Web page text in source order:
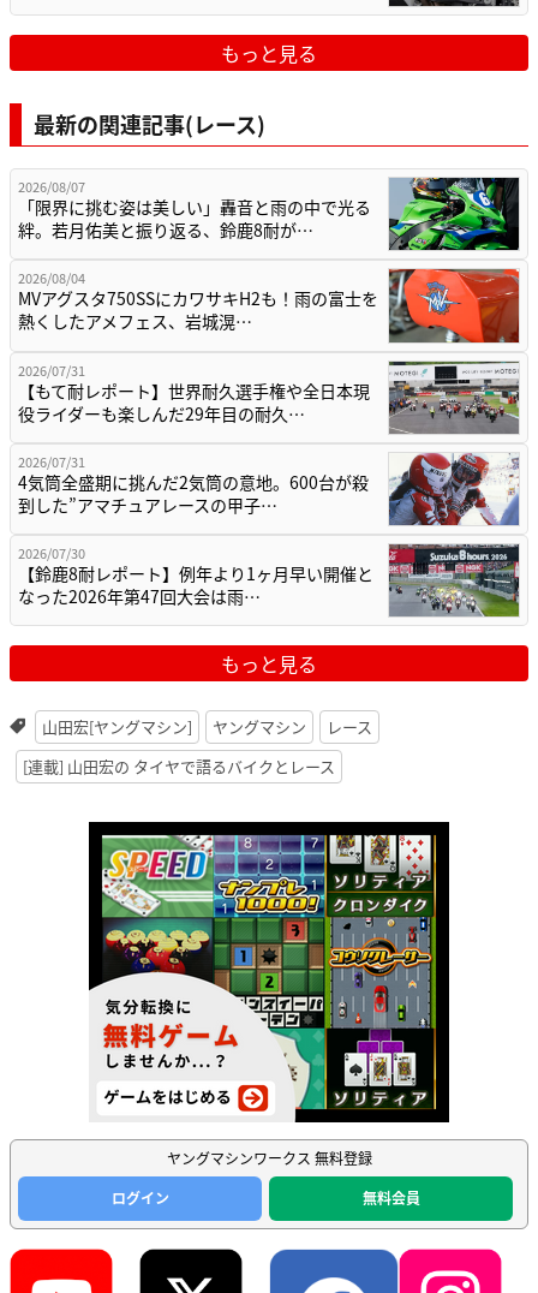
もっと見る
最新の関連記事(レース)
2026/08/07
「限界に挑む姿は美しい」轟音と雨の中で光る
絆。若月佑美と振り返る、鈴鹿8耐が…
2026/08/04
MVアグスタ750SSにカワサキH2も！雨の富士を
熱くしたアメフェス、岩城滉…
2026/07/31
【もて耐レポート】世界耐久選手権や全日本現
役ライダーも楽しんだ29年目の耐久…
2026/07/31
4気筒全盛期に挑んだ2気筒の意地。600台が殺
到した”アマチュアレースの甲子…
2026/07/30
【鈴鹿8耐レポート】例年より1ヶ月早い開催と
なった2026年第47回大会は雨…
もっと見る
山田宏[ヤングマシン] ヤングマシン
レース
[連載] 山田宏の タイヤで語るバイクとレース
ヤングマシンワークス 無料登録
ログイン
無料会員